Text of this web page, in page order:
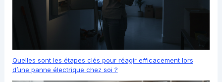
Quelles sont les étapes clés pour réagir efficacement lors
d’une panne électrique chez soi ?